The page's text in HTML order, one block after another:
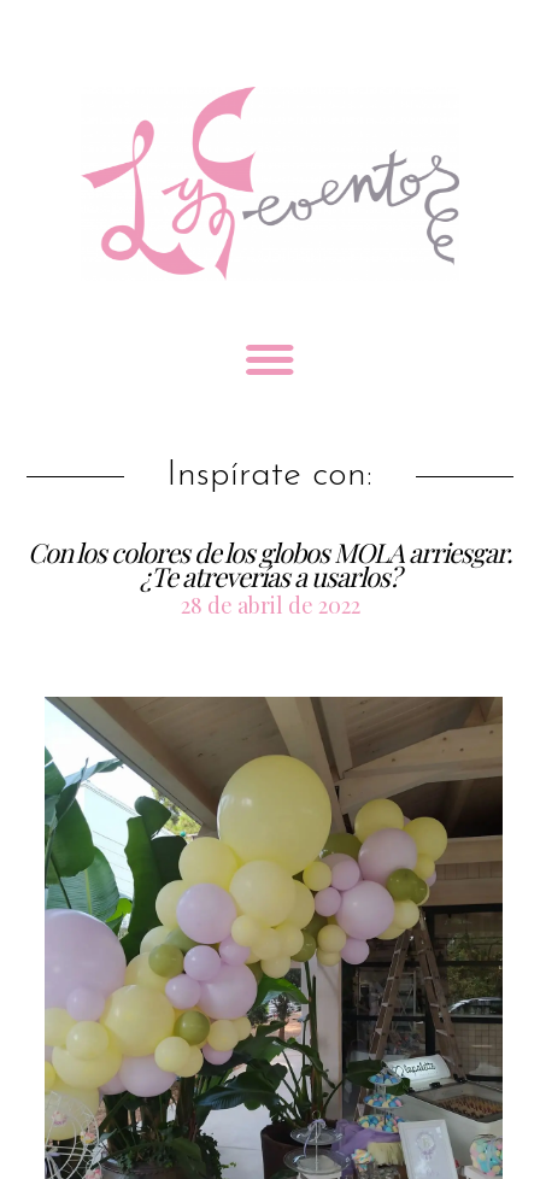
Inspírate con:
Con los colores de los globos MOLA arriesgar.
¿Te atreverías a usarlos?
28 de abril de 2022